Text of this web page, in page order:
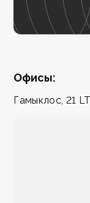
Офисы:
Гамыклос, 21